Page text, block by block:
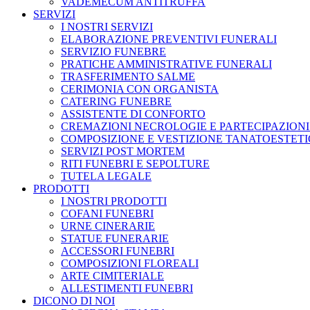
SERVIZI
I NOSTRI SERVIZI
ELABORAZIONE PREVENTIVI FUNERALI
SERVIZIO FUNEBRE
PRATICHE AMMINISTRATIVE FUNERALI
TRASFERIMENTO SALME
CERIMONIA CON ORGANISTA
CATERING FUNEBRE
ASSISTENTE DI CONFORTO
CREMAZIONI NECROLOGIE E
COMPOSIZIONE E VESTIZIONE
SERVIZI POST MORTEM
RITI FUNEBRI E SEPOLTURE
TUTELA LEGALE
PRODOTTI
I NOSTRI PRODOTTI
COFANI FUNEBRI
URNE CINERARIE
STATUE FUNERARIE
ACCESSORI FUNEBRI
COMPOSIZIONI FLOREALI
ARTE CIMITERIALE
ALLESTIMENTI FUNEBRI
DICONO DI NOI